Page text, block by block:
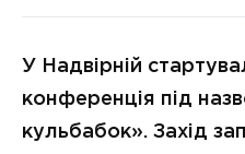
У Надвірній
конференція під
кульбабок». Захід